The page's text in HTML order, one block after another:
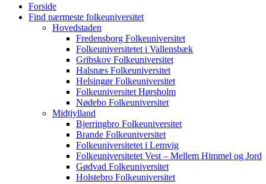
Forside
Find nærmeste folkeuniversitet
Hovedstaden
Fredensborg Folkeuniversitet
Folkeuniversitetet i Vallensbæk
Gribskov Folkeuniversitet
Halsnæs Folkeuniversitet
Helsingør Folkeuniversitet
Folkeuniversitet Hørsholm
Nødebo Folkeuniversitet
Midtjylland
Bjerringbro Folkeuniversitet
Brande Folkeuniversitet
Folkeuniversitetet i Lemvig
Folkeuniversitetet Vest – Mellem Himmel og Jord
Gødvad Folkeuniversitet
Holstebro Folkeuniversitet